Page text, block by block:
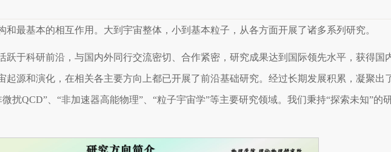
最基本的相互作用。大到宇宙整体，小到基本粒子，从各方面开展了诸多系列研究。
于科研前沿，与国内外同行交流密切、合作紧密，研究成果达到国际领先水平，获得国
源和演化，在相关各主要方向上都已开展了前沿基础研究。经过长期发展积累，凝聚出
扰QCD”、“非加速器高能物理”、“粒子宇宙学”等主要研究领域。我们秉持“探索未知”的